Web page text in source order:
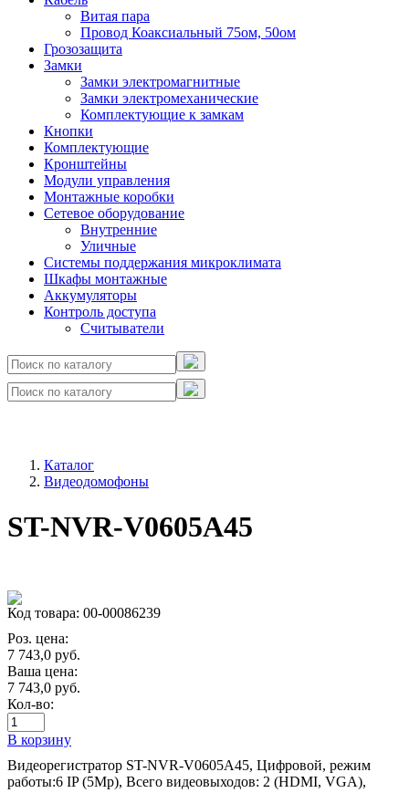
Витая пара
Провод Коаксиальный 75ом, 50ом
Грозозащита
Замки
Замки электромагнитные
Замки электромеханические
Комплектующие к замкам
Кнопки
Комплектующие
Кронштейны
Модули управления
Монтажные коробки
Сетевое оборудование
Внутренние
Уличные
Системы поддержания микроклимата
Шкафы монтажные
Аккумуляторы
Контроль доступа
Считыватели
Каталог
Видеодомофоны
ST-NVR-V0605A45
Код товара: 00-00086239
Роз. цена:
7 743,0 руб.
Ваша цена:
7 743,0 руб.
Кол-во:
В корзину
Видеорегистратор ST-NVR-V0605A45, Цифровой, режим
работы:6 IP (5Mp), Всего видеовыходов: 2 (HDMI, VGA),